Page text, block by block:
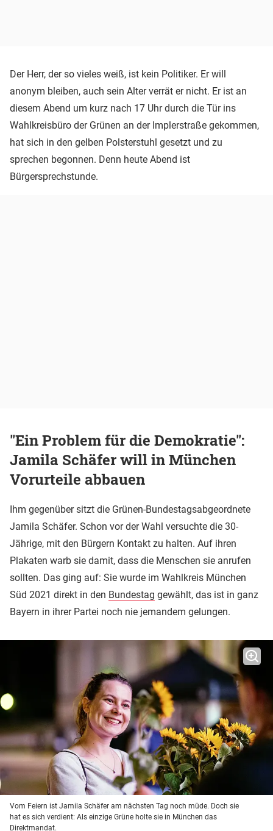
Der Herr, der so vieles weiß, ist kein Politiker. Er will
anonym bleiben, auch sein Alter verrät er nicht. Er ist an
diesem Abend um kurz nach 17 Uhr durch die Tür ins
Wahlkreisbüro der Grünen an der Implerstraße gekommen,
hat sich in den gelben Polsterstuhl gesetzt und zu
sprechen begonnen. Denn heute Abend ist
Bürgersprechstunde.
"Ein Problem für die Demokratie":
Jamila Schäfer will in München
Vorurteile abbauen
Ihm gegenüber sitzt die Grünen-Bundestagsabgeordnete
Jamila Schäfer. Schon vor der Wahl versuchte die 30-
Jährige, mit den Bürgern Kontakt zu halten. Auf ihren
Plakaten warb sie damit, dass die Menschen sie anrufen
sollten. Das ging auf: Sie wurde im Wahlkreis München
Süd 2021 direkt in den Bundestag gewählt, das ist in ganz
Bayern in ihrer Partei noch nie jemandem gelungen.
Vom Feiern ist Jamila Schäfer am nächsten Tag noch müde. Doch sie
hat es sich verdient: Als einzige Grüne holte sie in München das
Direktmandat.